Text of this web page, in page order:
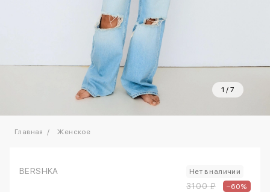
1 / 7
Главная Женское
BERSHKA Нет в наличии
3100 ₽ –60%